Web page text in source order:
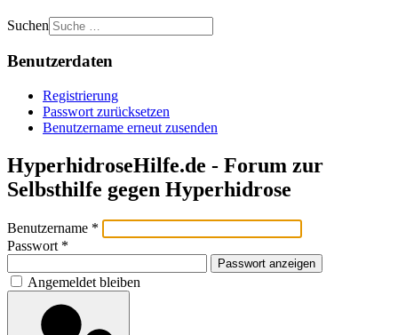
Suchen
Benutzerdaten
Registrierung
Passwort zurücksetzen
Benutzername erneut zusenden
HyperhidroseHilfe.de - Forum zur
Selbsthilfe gegen Hyperhidrose
Benutzername *
Passwort *
Passwort anzeigen
Angemeldet bleiben